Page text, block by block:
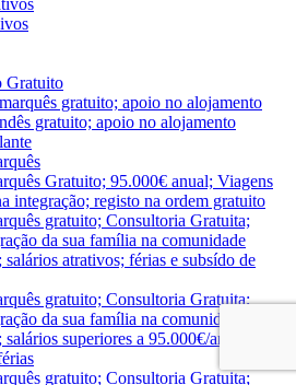
Gratuito
gratuito; apoio no alojamento
gratuito; apoio no alojamento
Gratuito; 95.000€ anual; Viagens
integração; registo na ordem gratuito
gratuito; Consultoria Gratuita;
da sua família na comunidade
salários atrativos; férias e subsído de
gratuito; Consultoria Gratuita;
da sua família na comunidade
superiores a 95.000€/ano; férias
gratuito; Consultoria Gratuita;